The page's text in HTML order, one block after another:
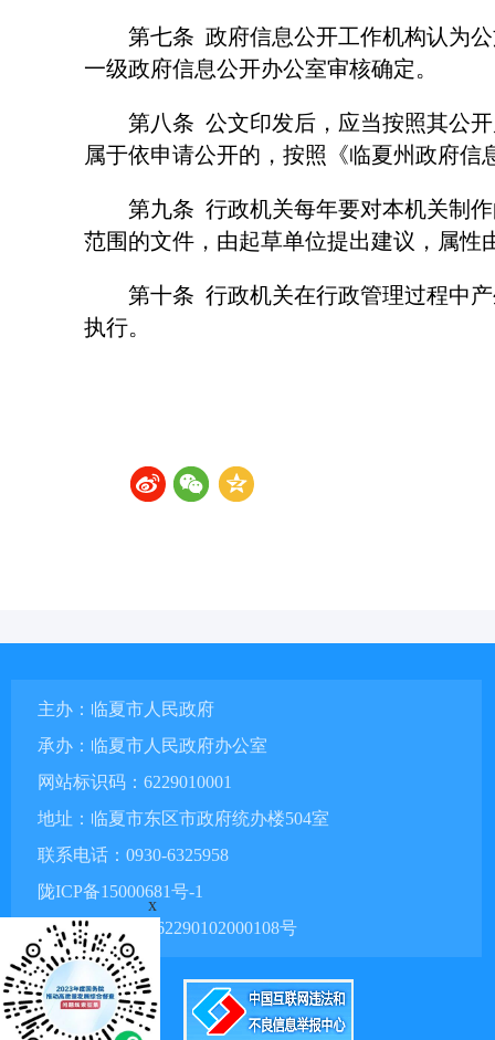
第七条 政府信息公开工作机构认为公
一级政府信息公开办公室审核确定。
第八条 公文印发后，应当按照其公开
属于依申请公开的，按照《临夏州政府
第九条 行政机关每年要对本机关制作
范围的文件，由起草单位提出建议，属
第十条 行政机关在行政管理过程中产
执行。
主办：临夏市人民政府
承办：临夏市人民政府办公室
网站标识码：6229010001
地址：临夏市东区市政府统办楼504室
联系电话：0930-6325958
陇ICP备15000681号-1
甘公网安备 62290102000108号
x